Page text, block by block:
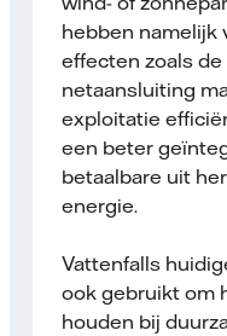
hebben namelijk
effecten zoals
netaansluiting
exploitatie
een beter
betaalbare uit
energie.
Vattenfalls
ook gebruikt om
houden bij